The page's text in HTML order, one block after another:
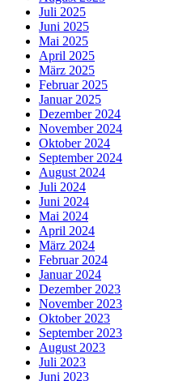
Juli 2025
Juni 2025
Mai 2025
April 2025
März 2025
Februar 2025
Januar 2025
Dezember 2024
November 2024
Oktober 2024
September 2024
August 2024
Juli 2024
Juni 2024
Mai 2024
April 2024
März 2024
Februar 2024
Januar 2024
Dezember 2023
November 2023
Oktober 2023
September 2023
August 2023
Juli 2023
Juni 2023